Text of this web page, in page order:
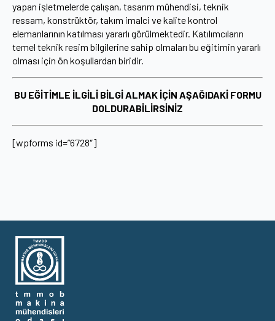
yapan işletmelerde çalışan, tasarım mühendisi, teknik
ressam, konstrüktör, takım imalci ve kalite kontrol
elemanlarının katılması yararlı görülmektedir. Katılımcıların
temel teknik resim bilgilerine sahip olmaları bu eğitimin yararlı
olması için ön koşullardan biridir.
BU EĞİTİMLE İLGİLİ BİLGİ ALMAK İÇİN AŞAĞIDAKİ FORMU
DOLDURABİLİRSİNİZ
[wpforms id=”6728″]